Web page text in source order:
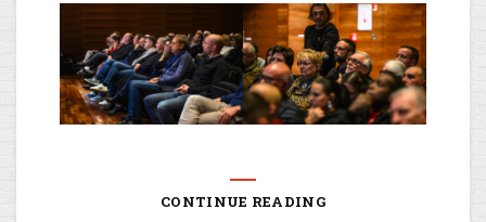
CONTINUE READING